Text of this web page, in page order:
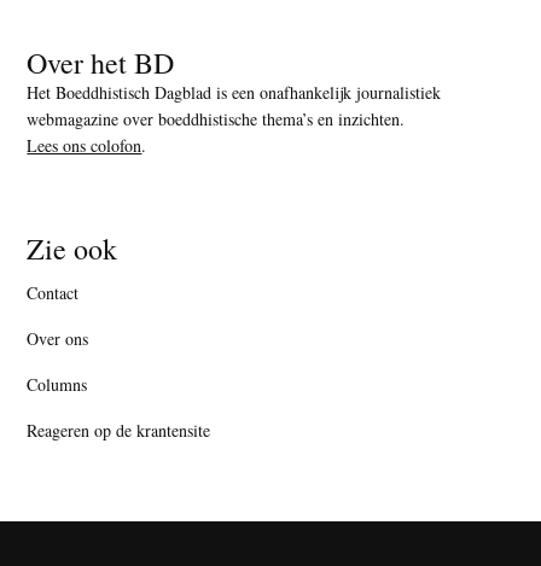
Over het BD
Het Boeddhistisch Dagblad is een onafhankelijk journalistiek
webmagazine over boeddhistische thema’s en inzichten.
Lees ons colofon.
Zie ook
Contact
Over ons
Columns
Reageren op de krantensite